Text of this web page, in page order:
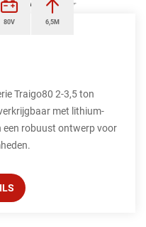
80V 6,5M
Traigo80 2-3,5 ton
met lithium-
een robuust ontwerp voor